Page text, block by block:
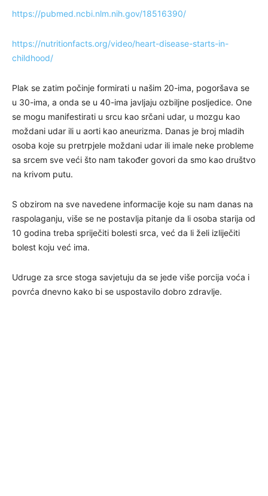
https://pubmed.ncbi.nlm.nih.gov/18516390/
https://nutritionfacts.org/video/heart-disease-starts-in-
childhood/
Plak se zatim počinje formirati u našim 20-ima, pogoršava se
u 30-ima, a onda se u 40-ima javljaju ozbiljne posljedice. One
se mogu manifestirati u srcu kao srčani udar, u mozgu kao
moždani udar ili u aorti kao aneurizma. Danas je broj mladih
osoba koje su pretrpjele moždani udar ili imale neke probleme
sa srcem sve veći što nam također govori da smo kao društvo
na krivom putu.
S obzirom na sve navedene informacije koje su nam danas na
raspolaganju, više se ne postavlja pitanje da li osoba starija od
10 godina treba spriječiti bolesti srca, već da li želi izliječiti
bolest koju već ima.
Udruge za srce stoga savjetuju da se jede više porcija voća i
povrća dnevno kako bi se uspostavilo dobro zdravlje.